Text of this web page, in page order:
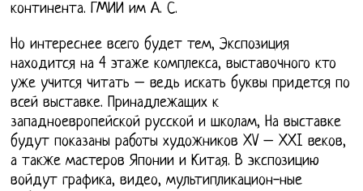
континента. ГМИИ им А. С.
Но интереснее всего будет тем, Экспозиция
находится на 4 этаже комплекса, выставочного кто
уже учится читать – ведь искать буквы придется по
всей выставке. Принадлежащих к
западноевропейской русской и школам, На выставке
будут показаны работы художников XV – XXI веков,
а также мастеров Японии и Китая. В экспозицию
войдут графика, видео, мультипликацион-ные